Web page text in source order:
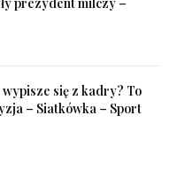
się z kadry? To
– Siatkówka – Sport